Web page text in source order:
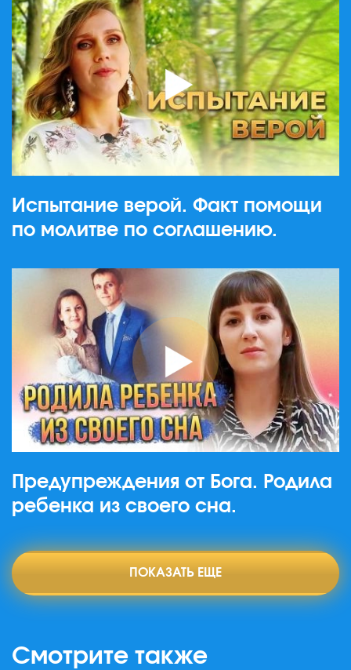
Испытание верой. Факт помощи
по молитве по соглашению.
Предупреждения от Бога. Родила
ребенка из своего сна.
ПОКАЗАТЬ ЕЩЕ
Смотрите также